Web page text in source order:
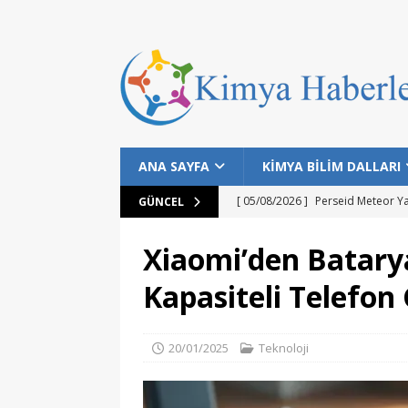
ANA SAYFA KİMYA BİLİM DALLARI
GÜNCEL [ 05/08/2026 ] Perseid Meteor
[ 25/07/2026 ]
NASA Datalarıyla
MANŞET
MANŞET
Gökyüzü
Xiaomi’den
Kapasiteli Telefon
20/01/2025 Teknoloji